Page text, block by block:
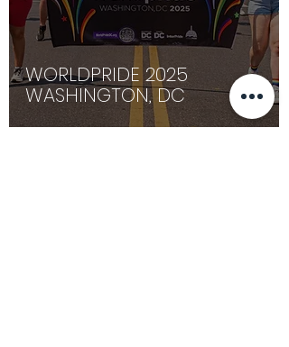
WORLDPRIDE 2025
WASHINGTON, DC